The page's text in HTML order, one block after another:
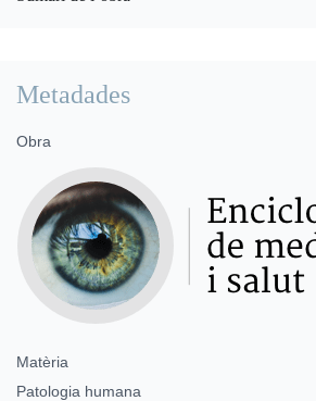
Metadades
Obra
Matèria
Patologia humana